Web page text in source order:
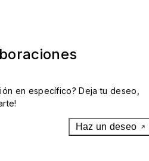
en específico? Deja tu deseo,
Haz un deseo